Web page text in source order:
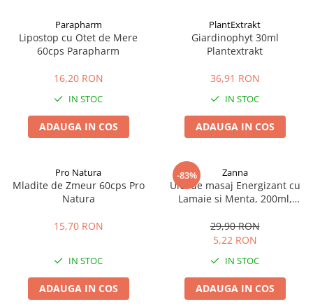
Sanatatea ochilor
Hepato-biliare
Glanda tiroida
Probleme renale
Prostata, urologie
Sistemul osos
Produse naturiste
Antiinflamator
Antitumorale
Articulatii sanatoase
Indulcitori
Miere
Bomboane
Gume de mestecat
Siropuri, gemuri
Ciocolata
Miere Manuka
Mancare sanatoasa
Leguminoase
Uleiuri alimentare
Geluri de dus naturale
Vopsele
Produse de uz casnic
Produse pentru bucatarie
Produse igienizare
Deodorante
Igiena orala
Protectie antivirala
Sare de baie
Detergenti Bio
Parapharm
Lipostop cu Otet de Mere
60cps Parapharm
16,20 RON
IN STOC
ADAUGA IN COS
PlantExtrakt
Giardinophyt 30ml
Plantextrakt
36,91 RON
IN STOC
ADAUGA IN COS
Pro Natura
Mladite de Zmeur 60cps Pro
Natura
15,70 RON
IN STOC
ADAUGA IN COS
-83% Zanna
Ulei de masaj Energizant cu
Lamaie si Menta, 200ml,
29,90 RON
5,22 RON
IN STOC
ADAUGA IN COS